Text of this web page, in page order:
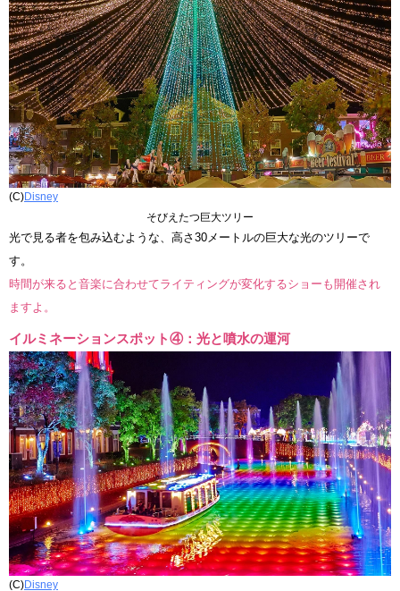
(C)Disney
そびえたつ巨大ツリー
光で見る者を包み込むような、高さ30メートルの巨大な光のツリーで
す。
時間が来ると音楽に合わせてライティングが変化するショーも開催され
ますよ。
イルミネーションスポット④：光と噴水の運河
(C)Disney